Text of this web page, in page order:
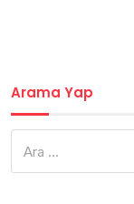
Arama Yap